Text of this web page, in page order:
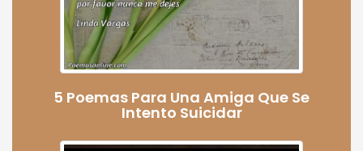
5 Poemas Para Una Amiga Que Se
Intento Suicidar